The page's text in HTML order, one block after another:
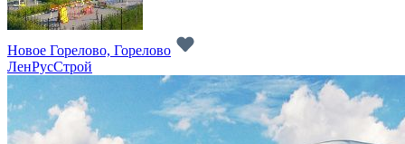
Новое Горелово, Горелово
ЛенРусСтрой